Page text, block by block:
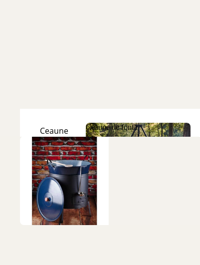
Ceaune
Natur
Ceaune
Emailate
Discuri
de fontă
Ceaune de fontă
Ceaune de fontă